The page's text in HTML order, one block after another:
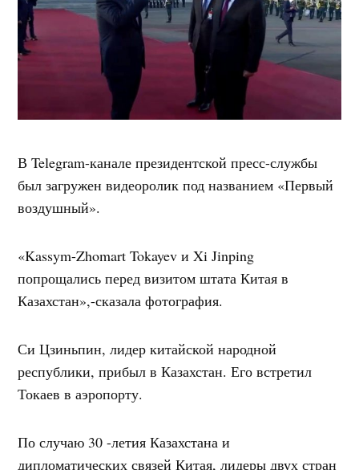
В Telegram-канале президентской пресс-службы
был загружен видеоролик под названием «Первый
воздушный».
«Kassym-Zhomart Tokayev и Xi Jinping
попрощались перед визитом штата Китая в
Казахстан»,-сказала фотография.
Си Цзиньпин, лидер китайской народной
республики, прибыл в Казахстан. Его встретил
Токаев в аэропорту.
По случаю 30 -летия Казахстана и
дипломатических связей Китая, лидеры двух стран